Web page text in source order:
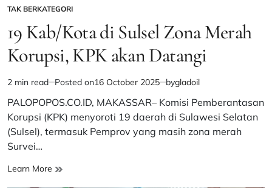
POSTED
TAK BERKATEGORI
19 Kab/Kota di Sulsel Zona Merah
Korupsi, KPK akan Datangi
Estimated
read
time
2 min read Posted on16 October 2025 bygladoil
PALOPOPOS.CO.ID, MAKASSAR– Komisi Pemberantasan
Korupsi (KPK) menyoroti 19 daerah di Sulawesi Selatan
(Sulsel), termasuk Pemprov yang masih zona merah
Survei…
Learn More 19